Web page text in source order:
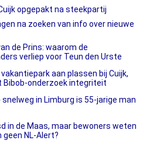
opgepakt na steekpartij
na zoeken van info over nieuwe
de Prins: waarom de
verliep voor Teun den Urste
aan plassen bij Cuijk,
Bibob-onderzoek integriteit
in Limburg is 55-jarige man
in de Maas, maar bewoners weten
NL-Alert?